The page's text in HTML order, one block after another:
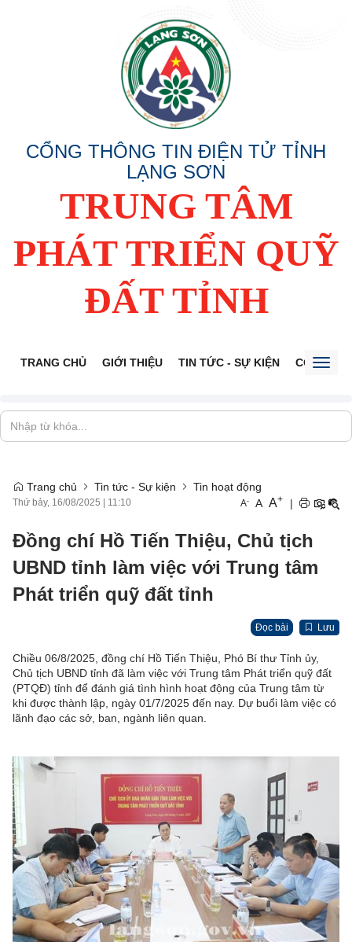
CỔNG THÔNG TIN ĐIỆN TỬ TỈNH
LẠNG SƠN
TRUNG TÂM
PHÁT TRIỂN QUỸ
ĐẤT TỈNH
TRANG CHỦ GIỚI THIỆU TIN TỨC - SỰ KIỆN CỔNG
Trang chủ Tin tức - Sự kiện Tin hoạt động
Thứ bảy, 16/08/2025 11:10 A- A A+ |
Đồng chí Hồ Tiến Thiệu, Chủ tịch
UBND tỉnh làm việc với Trung tâm
Phát triển quỹ đất tỉnh
Đọc bài Lưu
Chiều 06/8/2025, đồng chí Hồ Tiến Thiệu, Phó Bí thư Tỉnh ủy,
Chủ tịch UBND tỉnh đã làm việc với Trung tâm Phát triển quỹ đất
(PTQĐ) tỉnh để đánh giá tình hình hoạt động của Trung tâm từ
khi được thành lập, ngày 01/7/2025 đến nay. Dự buổi làm việc có
lãnh đạo các sở, ban, ngành liên quan.